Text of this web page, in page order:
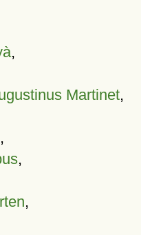
,
Martinet,
,
,
,